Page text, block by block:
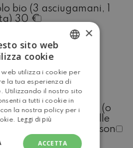
bio (3 asciugamani, 1
30 €
65 €
€
15 €
a Caravanbacci (o
a sabato dalle 8 alle
massimo 7 persone
ENGLISH
×
sito web
cookie
web utilizza i cookie per
la tua esperienza di
Utilizzando il nostro sito
a tutti i cookie in
la nostra policy per i
Leggi di più
ACCETTA